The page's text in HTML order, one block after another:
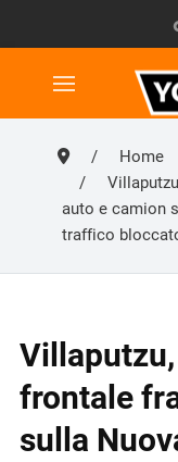
Home
auto e camion
traffico
frontale
sulla